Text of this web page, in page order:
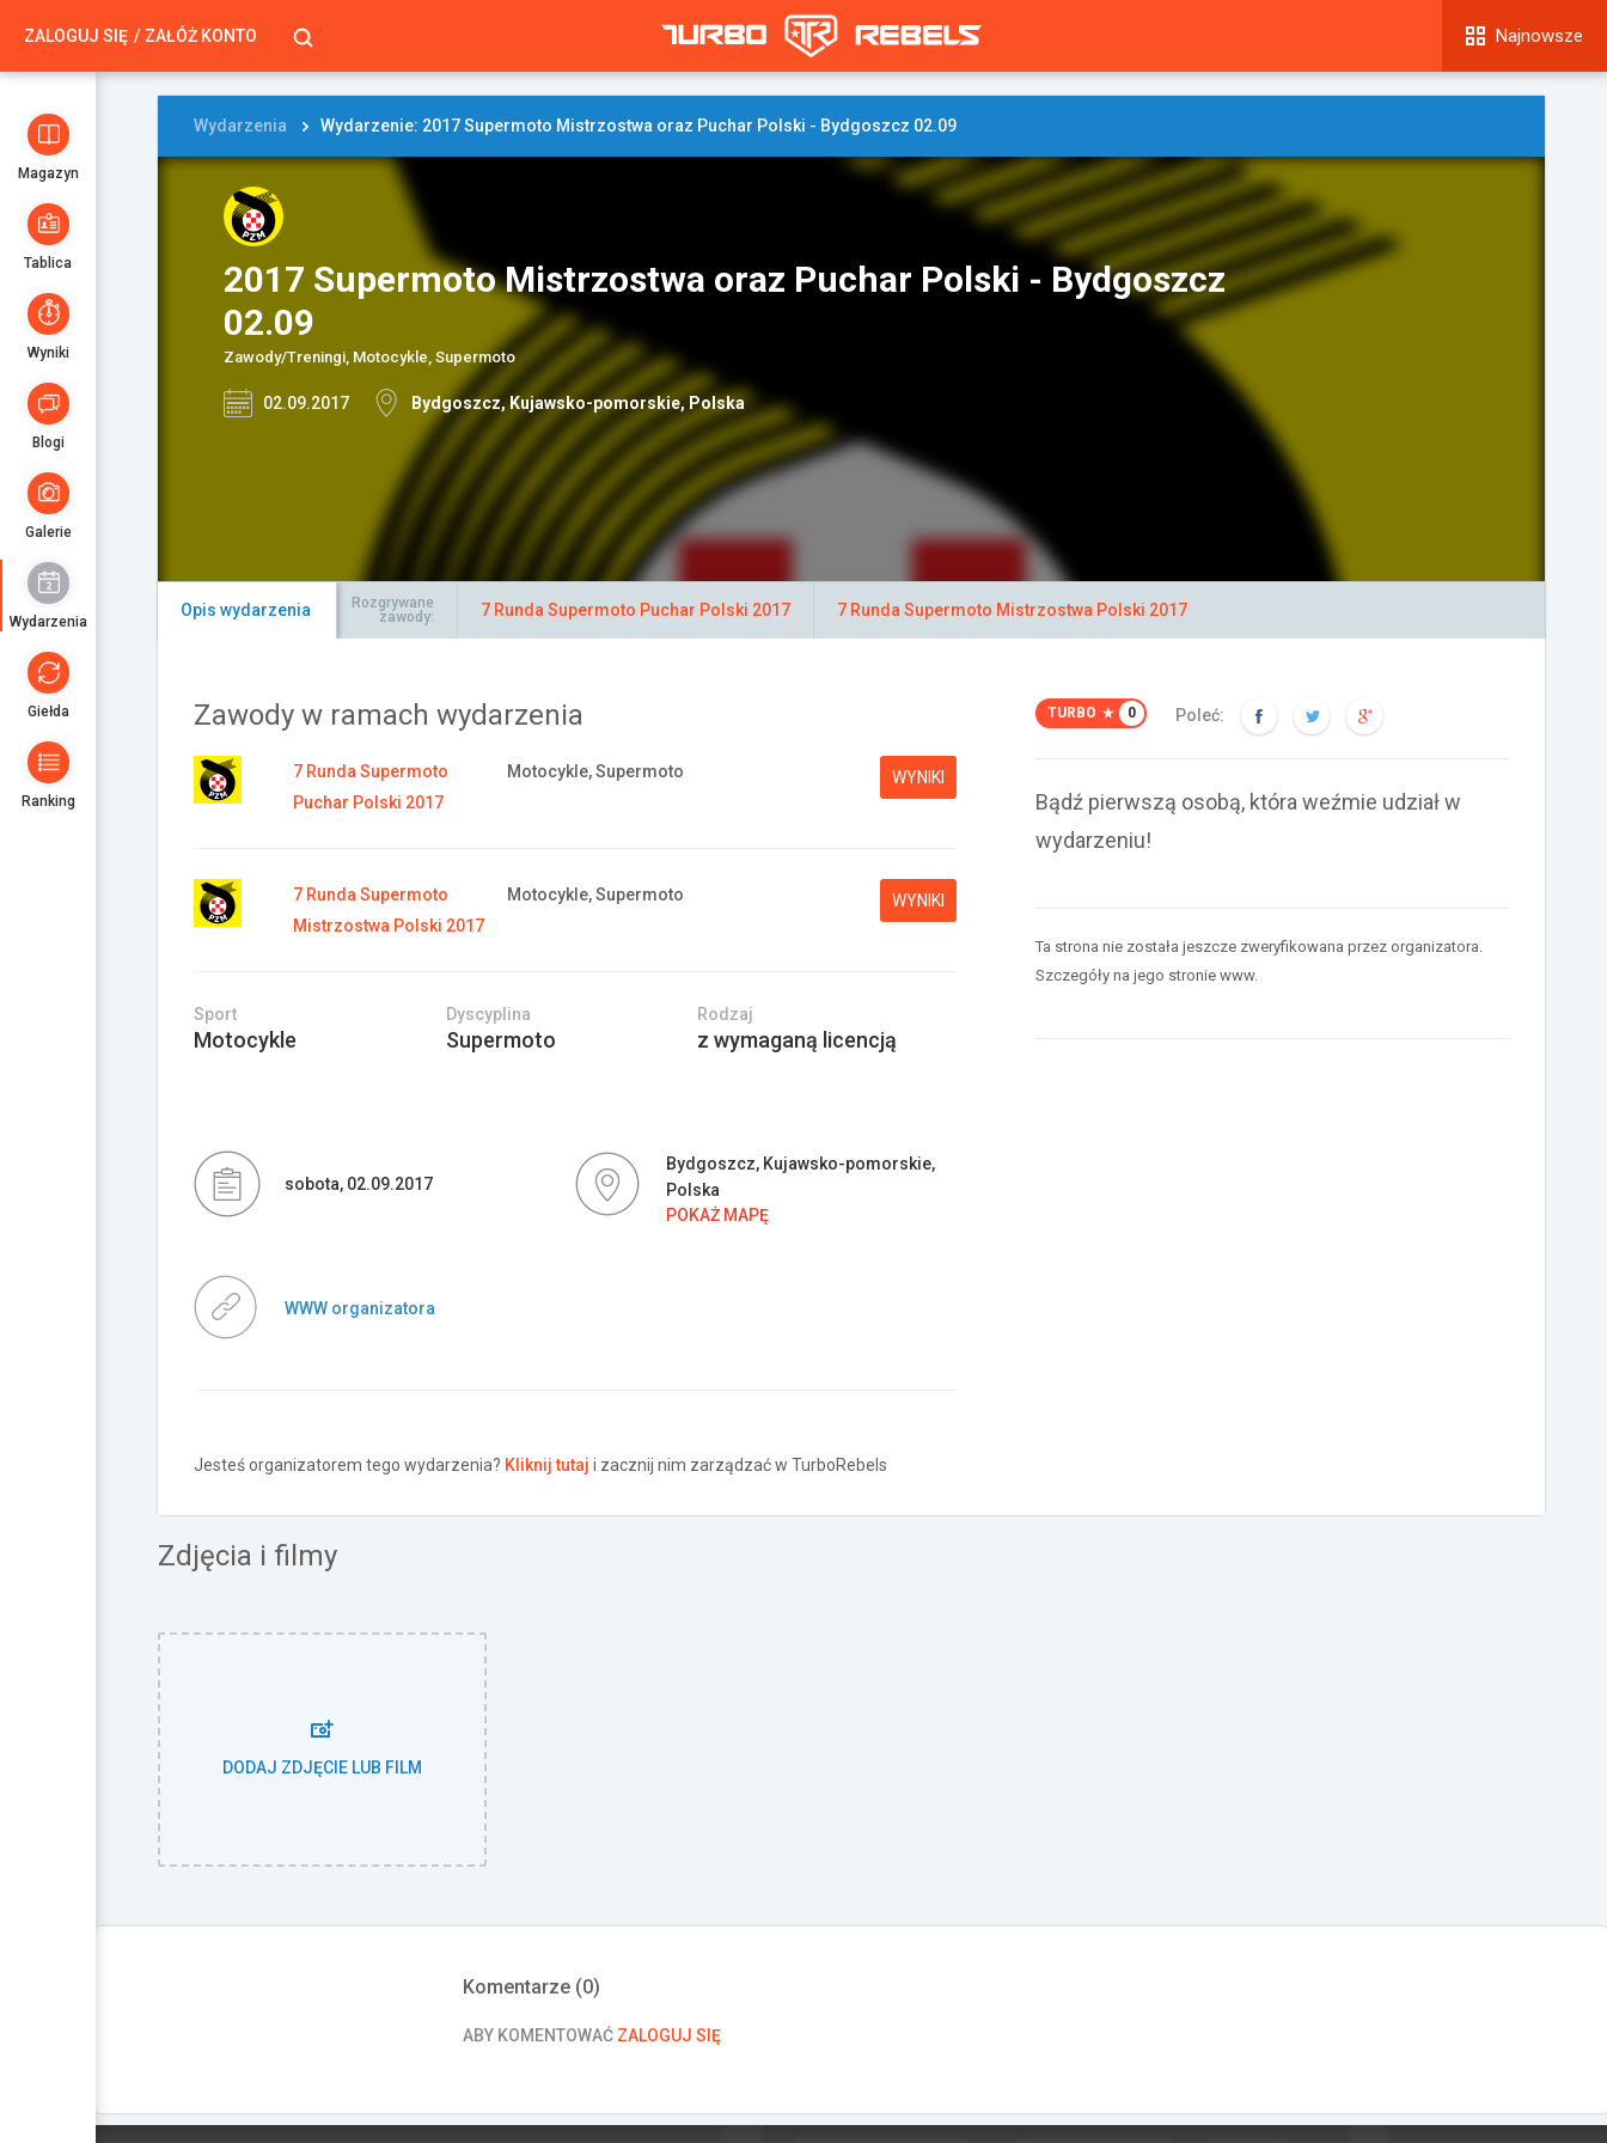
ZALOGUJ SIĘ ZAŁÓŻ KONTO Najnowsze
Magazyn
Tablica
Wyniki
Blogi
Galerie
Wydarzenia
Giełda
Ranking
Wydarzenia Wydarzenie: 2017 Supermoto Mistrzostwa oraz Puchar Polski - Bydgoszcz 02.09
2017 Supermoto Mistrzostwa oraz Puchar Polski - Bydgoszcz
02.09
Zawody/Treningi, Motocykle, Supermoto
02.09.2017 Bydgoszcz, Kujawsko-pomorskie, Polska
Opis wydarzenia
Rozgrywane
zawody:
7 Runda Supermoto Puchar Polski 2017 7 Runda Supermoto Mistrzostwa Polski 2017
Zawody w ramach wydarzenia
7 Runda Supermoto
Puchar Polski 2017
Motocykle, Supermoto WYNIKI
7 Runda Supermoto
Mistrzostwa Polski 2017
Motocykle, Supermoto WYNIKI
Sport
Motocykle
Dyscyplina
Supermoto
Rodzaj
z wymaganą licencją
sobota, 02.09.2017
Bydgoszcz, Kujawsko-pomorskie,
Polska
POKAŻ MAPĘ
WWW organizatora
Jesteś organizatorem tego wydarzenia? Kliknij tutaj i zacznij nim zarządzać w TurboRebels
TURBO 0 Poleć:
Bądź pierwszą osobą, która weźmie udział w
wydarzeniu!
Ta strona nie została jeszcze zweryfikowana przez organizatora.
Szczegóły na jego stronie www.
Zdjęcia i filmy
DODAJ ZDJĘCIE LUB FILM
Komentarze (0)
ABY KOMENTOWAĆ ZALOGUJ SIĘ